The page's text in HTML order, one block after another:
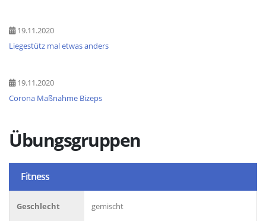
19.11.2020
Liegestütz mal etwas anders
19.11.2020
Corona Maßnahme Bizeps
Übungsgruppen
Fitness
Geschlecht gemischt